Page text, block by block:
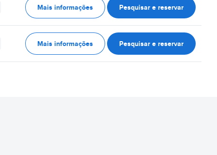
Mais informações Pesquisar e reservar
Mais informações Pesquisar e reservar